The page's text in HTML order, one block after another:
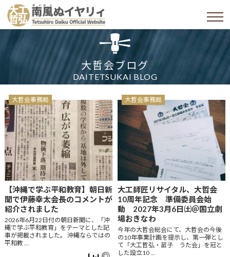
大哲会ブログ
DAITETSUKAI BLOG
大哲会事務局
【沖縄で学ぶ平和教育】朝日新
聞で伊藤幸太会長のコメントが
紹介されました
2026年6月22日付の朝日新聞に、「沖
縄で学ぶ平和教育」をテーマとした記
事が掲載されました。 沖縄ならではの
平和教 …
大哲会事務局
大工師匠リサイタル、大哲会
10周年記念 準備委員会始
動 2027年3月6日㈯＠国立劇
場おきなわ
今年の大哲会総会にて、大哲会の今後
の10年事業計画を提示し、第一弾とし
て「大工哲弘・苗子 うた会」を冠と
した設立10 …